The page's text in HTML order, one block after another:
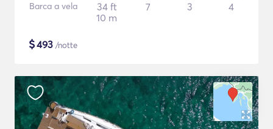
Barca a vela
34 ft
10 m
7 3 4
$493 /notte